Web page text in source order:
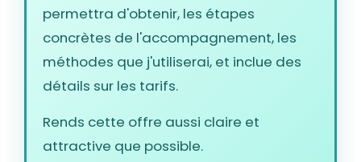
permettra d'obtenir, les étapes
concrètes de l'accompagnement, les
méthodes que j'utiliserai, et inclue des
détails sur les tarifs.
Rends cette offre aussi claire et
attractive que possible.